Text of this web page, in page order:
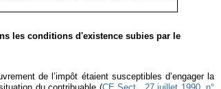
les conditions d'existence subies par le
de l’impôt étaient susceptibles d’engager la